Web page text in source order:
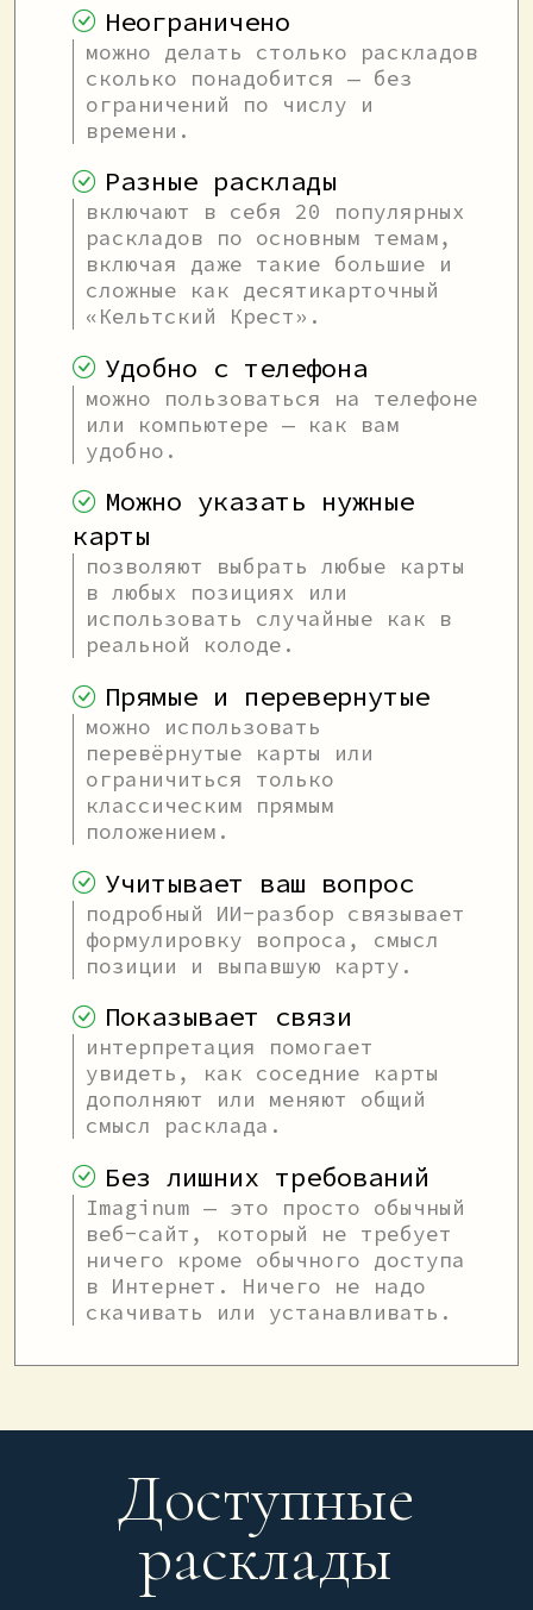
Неограничено
можно делать столько раскладов
сколько понадобится — без
ограничений по числу и
времени.
Разные расклады
включают в себя 20 популярных
раскладов по основным темам,
включая даже такие большие и
сложные как десятикарточный
«Кельтский Крест».
Удобно с телефона
можно пользоваться на телефоне
или компьютере — как вам
удобно.
Можно указать нужные
карты
позволяют выбрать любые карты
в любых позициях или
использовать случайные как в
реальной колоде.
Прямые и перевернутые
можно использовать
перевёрнутые карты или
ограничиться только
классическим прямым
положением.
Учитывает ваш вопрос
подробный ИИ-разбор связывает
формулировку вопроса, смысл
позиции и выпавшую карту.
Показывает связи
интерпретация помогает
увидеть, как соседние карты
дополняют или меняют общий
смысл расклада.
Без лишних требований
Imaginum — это просто обычный
веб-сайт, который не требует
ничего кроме обычного доступа
в Интернет. Ничего не надо
скачивать или устанавливать.
Доступные
расклады